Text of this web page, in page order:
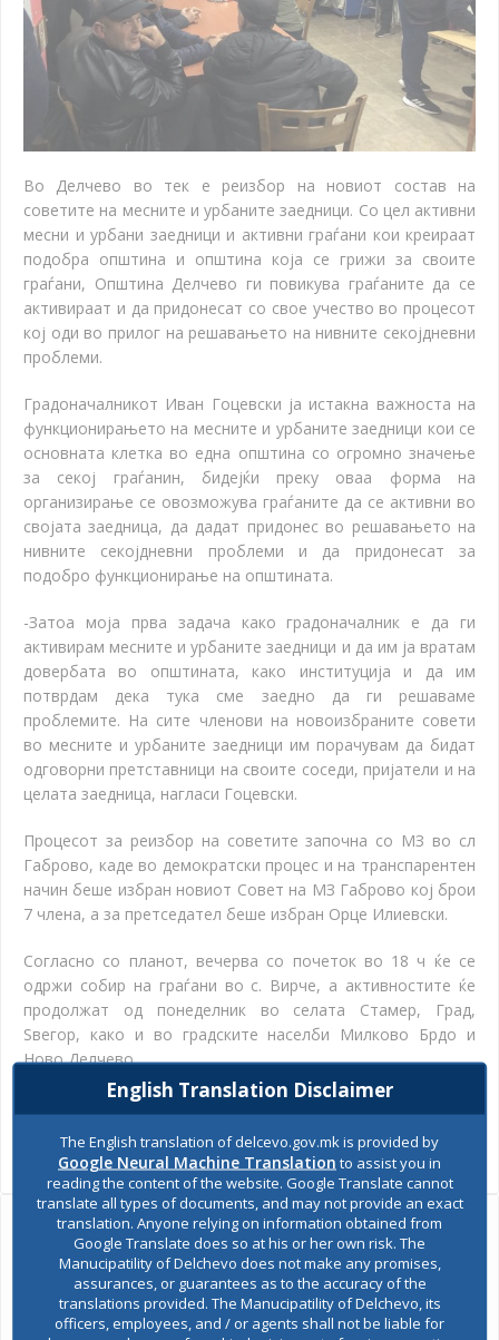
Во Делчево во тек е реизбор на новиот состав на
советите на месните и урбаните заедници. Со цел активни
месни и урбани заедници и активни граѓани кои креираат
подобра општина и општина која се грижи за своите
граѓани, Општина Делчево ги повикува граѓаните да се
активираат и да придонесат со свое учество во процесот
кој оди во прилог на решавањето на нивните секојдневни
проблеми.
Градоначалникот Иван Гоцевски ја истакна важноста на
функционирањето на месните и урбаните заедници кои се
основната клетка во една општина со огромно значење
за секој граѓанин, бидејќи преку оваа форма на
организирање се овозможува граѓаните да се активни во
својата заедница, да дадат придонес во решавањето на
нивните секојдневни проблеми и да придонесат за
подобро функционирање на општината.
-Затоа моја прва задача како градоначалник е да ги
активирам месните и урбаните заедници и да им ја вратам
довербата во општината, како институција и да им
потврдам дека тука сме заедно да ги решаваме
проблемите. На сите членови на новоизбраните совети
во месните и урбаните заедници им порачувам да бидат
одговорни претставници на своите соседи, пријатели и на
целата заедница, нагласи Гоцевски.
Процесот за реизбор на советите започна со МЗ во сл
Габрово, каде во демократски процес и на транспарентен
начин беше избран новиот Совет на МЗ Габрово кој брои
7 члена, а за претседател беше избран Орце Илиевски.
Согласно со планот, вечерва со почеток во 18 ч ќе се
одржи собир на граѓани во с. Вирче, а активностите ќе
продолжат од понеделник во селата Стамер, Град,
Ѕвегор, како и во градските населби Милково Брдо и
Ново Делчево.
Views: 621
Ask the mayor
Report a problem
English Translation Disclaimer
The English translation of delcevo.gov.mk is provided by
Google Neural Machine Translation to assist you in
reading the content of the website. Google Translate cannot
translate all types of documents, and may not provide an exact
translation. Anyone relying on information obtained from
Google Translate does so at his or her own risk. The
Manucipatility of Delchevo does not make any promises,
assurances, or guarantees as to the accuracy of the
translations provided. The Manucipatility of Delchevo, its
officers, employees, and / or agents shall not be liable for